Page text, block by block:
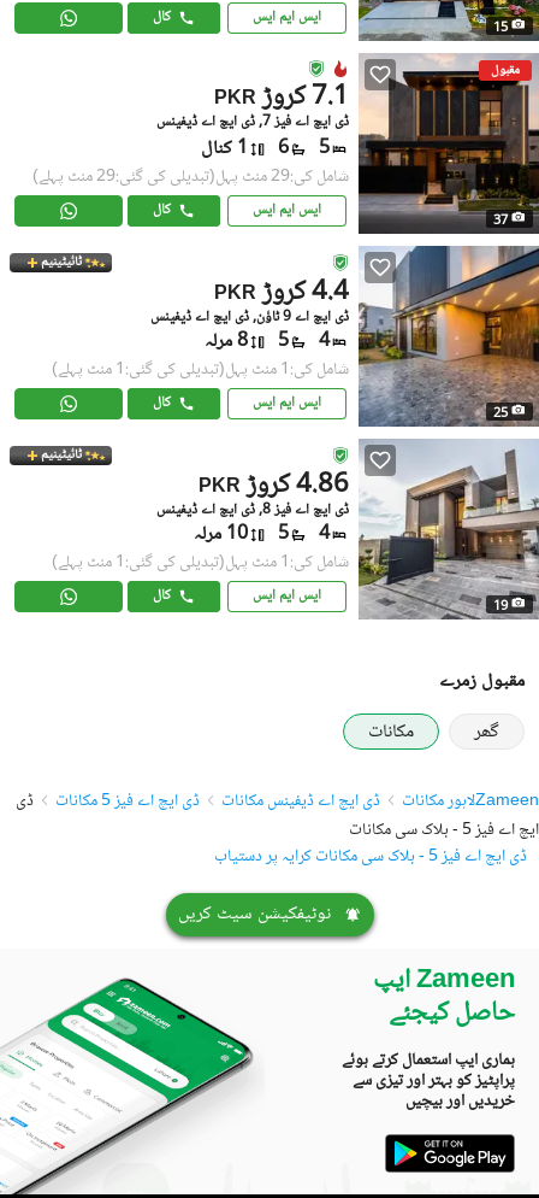
15 ایس ایم ایس کال
مقبول
37
PKR 7.1 کروڑ
ڈی ایچ اے فیز 7, ڈی ایچ اے ڈیفینس
5
6 1 کنال
شامل کی:29 منٹ پہل (تبدیلی کی گئی:29 منٹ پہلے)
ایس ایم ایس کال
25
ٹائیٹینیم
PKR 4.4 کروڑ
ڈی ایچ اے 9 ٹاؤن, ڈی ایچ اے ڈیفینس
4
5 8 مرلہ
شامل کی:1 منٹ پہل (تبدیلی کی گئی:1 منٹ پہلے)
ایس ایم ایس کال
19
ٹائیٹینیم
PKR 4.86 کروڑ
ڈی ایچ اے فیز 8, ڈی ایچ اے ڈیفینس
4
5 10 مرلہ
شامل کی:1 منٹ پہل (تبدیلی کی گئی:1 منٹ پہلے)
ایس ایم ایس کال
مقبول زمرے
گھر
مکانات
Zameenلاہور مکانات ڈی ایچ اے ڈیفینس مکانات ڈی ایچ اے فیز 5 مکانات
ڈی
ایچ اے فیز 5 - بلاک سی مکانات
ڈی ایچ اے فیز 5 - بلاک سی مکانات کرایہ پر دستیاب
نوٹیفکیشن سیٹ کریں
Zameen ایپ
حاصل کیجئے
ہماری ایپ استعمال کرتے ہوئے
پراپٹیز کو بہتر اور تیزی سے
خریدیں اور بیچیں